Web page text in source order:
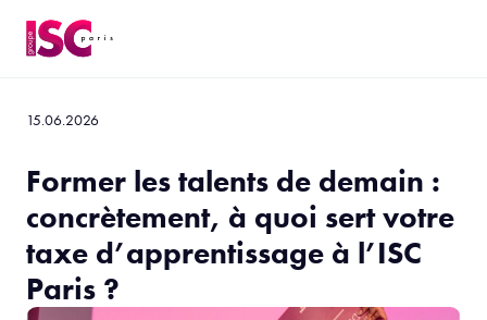
15.06.2026
Former les talents de demain :
concrètement, à quoi sert votre
taxe d’apprentissage à l’ISC
Paris ?